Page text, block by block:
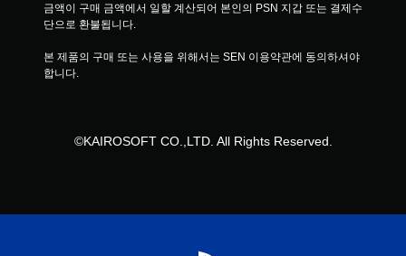
금액이 구매 금액에서 일할 계산되어 본인의 PSN 지갑 또는 결제수
단으로 환불됩니다.
본 제품의 구매 또는 사용을 위해서는 SEN 이용약관에 동의하셔야
합니다.
©KAIROSOFT CO.,LTD. All Rights Reserved.